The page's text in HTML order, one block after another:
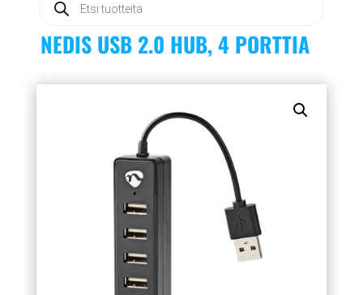
search
NEDIS USB 2.0 HUB, 4 PORTTIA
Art Link Decoline
valokuvakehys, valkoinen
- 30 x 40 cm